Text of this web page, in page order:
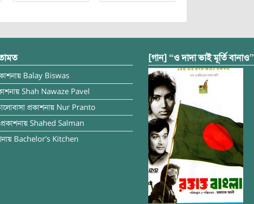
Balay Biswas
Shah Nawaze Pavel
প্রকাশনায় Nur Pranto
প্রকাশনায় Shahed Salman
Bachelor's Kitchen
[গান] “ও দাদা ভাই মূর্তি বানাও”